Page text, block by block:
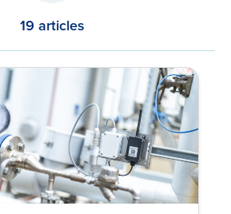
19 articles